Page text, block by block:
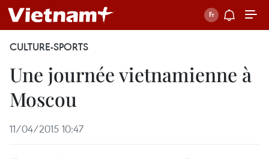
CULTURE-SPORTS
Une journée vietnamienne à
Moscou
11/04/2015 10:47